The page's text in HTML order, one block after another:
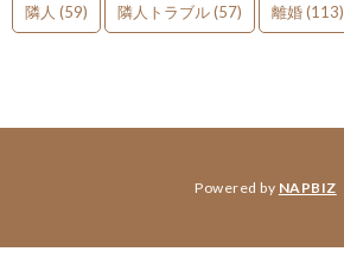
隣人 (59) 隣人トラブル(57) 離婚(113)
Powered by NAPBIZ